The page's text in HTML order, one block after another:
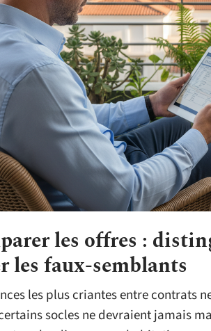
les offres :
les faux-semblants
les plus criantes entre contrats
socles ne devraient jamais